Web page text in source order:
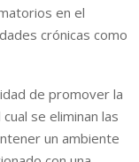
en el
crónicas como
de promover la
se eliminan las
un ambiente